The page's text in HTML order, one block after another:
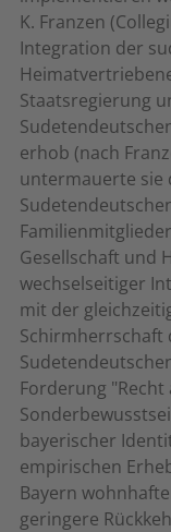
K. Franzen
Integration der
Staatsregierung
erhob (nach
untermauerte sie
Gesellschaft und
wechselseitiger
mit der
Schirmherrschaft
Forderung
bayerischer
empirischen
Bayern
geringere